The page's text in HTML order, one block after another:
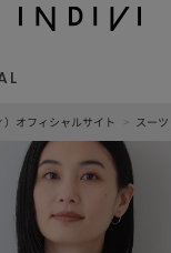
オフィシャルサイト スーツ